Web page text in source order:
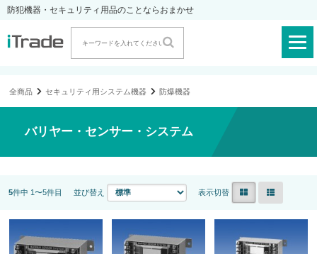
防犯機器・セキュリティ用品のことならおまかせ
全商品 セキュリティ用システム機器 防爆機器
バリヤー・センサー・システム
5件中 1〜5件目 並び替え 表示切替